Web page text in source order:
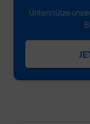
Unterstütze